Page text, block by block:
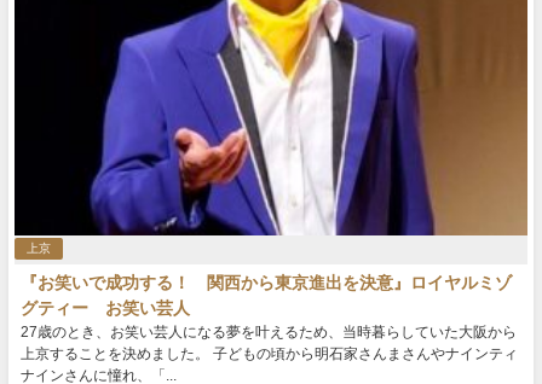
上京
『お笑いで成功する！ 関西から東京進出を決意』ロイヤルミゾ
グティー お笑い芸人
27歳のとき、お笑い芸人になる夢を叶えるため、当時暮らしていた大阪から
上京することを決めました。 子どもの頃から明石家さんまさんやナインティ
ナインさんに憧れ、「...